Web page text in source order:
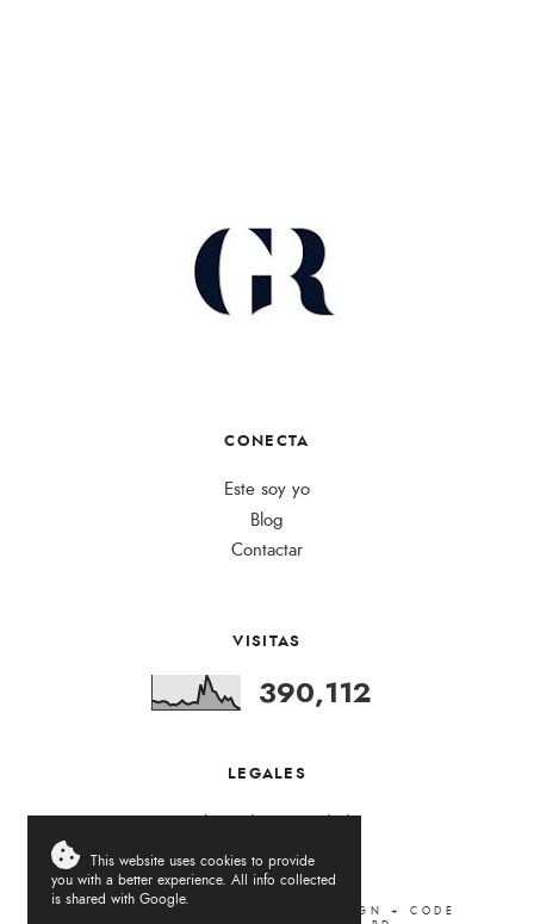
CONECTA
Este soy yo
Blog
Contactar
VISITAS
390,112
LEGALES
Política de Privacidad
LA VIDA DEL REVÉS
DESIGN + CODE
This website uses cookies to provide
you with a better experience. All info collected
is shared with Google.